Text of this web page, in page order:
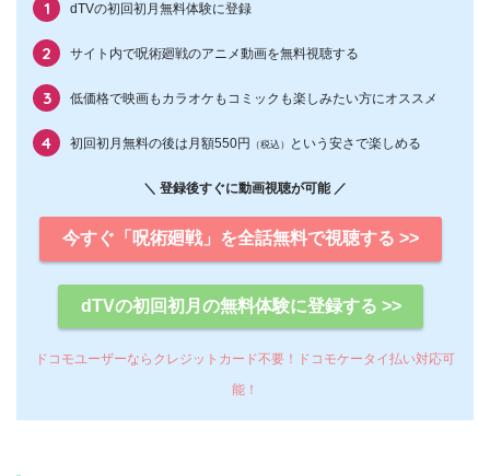
dTVの初回初月無料体験に登録
サイト内で呪術廻戦のアニメ動画を無料視聴する
低価格で映画もカラオケもコミックも楽しみたい方にオススメ
初回初月無料の後は月額550円 （税込） という安さで楽しめる
＼ 登録後すぐに動画視聴が可能 ／
今すぐ「呪術廻戦」を全話無料で視聴する >>
dTVの初回初月の無料体験に登録する >>
ドコモユーザーならクレジットカード不要！ドコモケータイ払い対応可
能！